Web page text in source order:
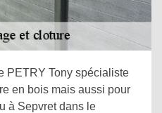
PETRY Tony spécialiste
en bois mais aussi pour
à Sepvret dans le